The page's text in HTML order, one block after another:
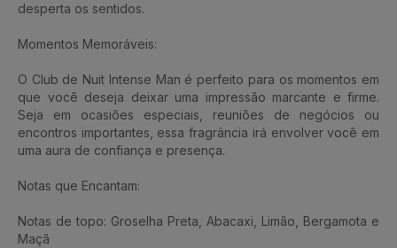
desperta os sentidos.
Momentos Memoráveis:
O Club de Nuit Intense Man é perfeito para os momentos em
que você deseja deixar uma impressão marcante e firme.
Seja em ocasiões especiais, reuniões de negócios ou
encontros importantes, essa fragrância irá envolver você em
uma aura de confiança e presença.
Notas que Encantam:
Notas de topo: Groselha Preta, Abacaxi, Limão, Bergamota e
Maçã